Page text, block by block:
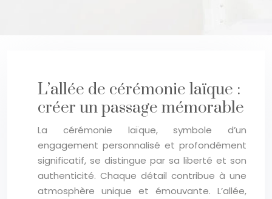
L’allée de cérémonie laïque :
créer un passage mémorable
La cérémonie laïque, symbole d’un
engagement personnalisé et profondément
significatif, se distingue par sa liberté et son
authenticité. Chaque détail contribue à une
atmosphère unique et émouvante. L’allée,